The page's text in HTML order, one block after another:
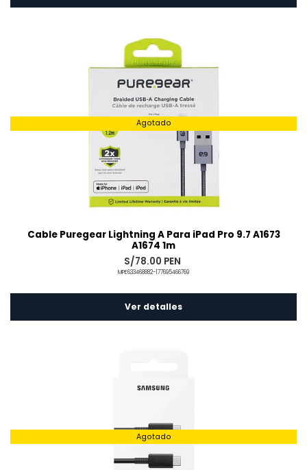
Agotado
Cable Puregear Lightning A Para iPad Pro 9.7 A1673
A1674 1m
S/78.00 PEN
MPE633468882-177695466769
Ver detalles
Agotado